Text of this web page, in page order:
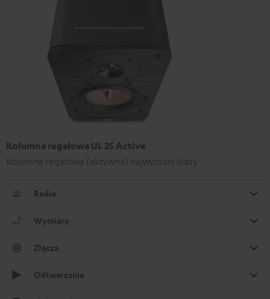
Kolumna regałowa UL 25 Active
Kolumna regałowa (aktywna) najwyższej klasy
Radio
Wymiary
Złącza
Odtwarzanie